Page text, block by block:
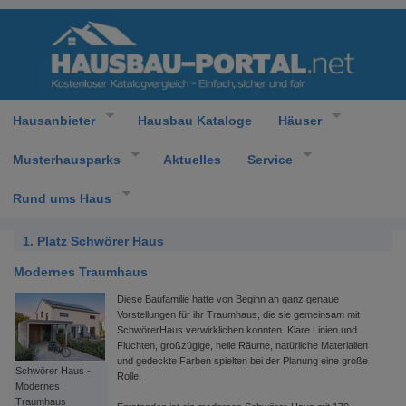
Hausanbieter Hausbau Kataloge Häuser
Musterhausparks Aktuelles Service
Rund ums Haus
1. Platz Schwörer Haus
Modernes Traumhaus
Schwörer Haus -
Modernes
Traumhaus
Diese Baufamilie hatte von Beginn an ganz genaue
Vorstellungen für ihr Traumhaus, die sie gemeinsam mit
SchwörerHaus verwirklichen konnten. Klare Linien und
Fluchten, großzügige, helle Räume, natürliche Materialien
und gedeckte Farben spielten bei der Planung eine große
Rolle.